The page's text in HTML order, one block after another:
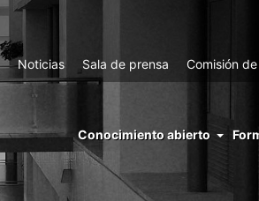
Noticias Sala de prensa Comisión
menu
right
cchs
conocimiento
Conocimiento abierto